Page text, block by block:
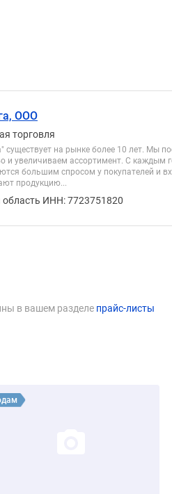
ООО
торговля
существует на рынке более 10 лет. Мы
и увеличиваем ассортимент. С
большим спросом у покупателей и
продукцию...
ИНН: 7723751820
в вашем разделе прайс-листы
Радуга
объявление